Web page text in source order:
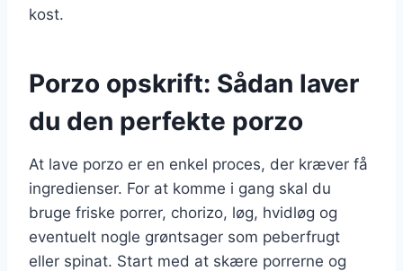
kost.
Porzo opskrift: Sådan laver
du den perfekte porzo
At lave porzo er en enkel proces, der kræver få
ingredienser. For at komme i gang skal du
bruge friske porrer, chorizo, løg, hvidløg og
eventuelt nogle grøntsager som peberfrugt
eller spinat. Start med at skære porrerne og